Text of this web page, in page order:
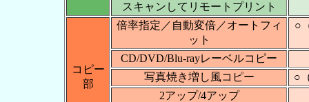
スキャンしてリモートプリント
コピー
部
倍率指定／自動変倍／オートフィ
ット
○
CD/DVD/Blu-rayレーベルコピー
写真焼き増し風コピー
○
2アップ/4アップ